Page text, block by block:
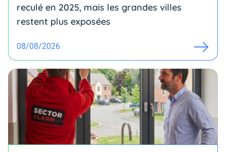
reculé en 2025, mais les grandes villes
restent plus exposées
08/08/2026